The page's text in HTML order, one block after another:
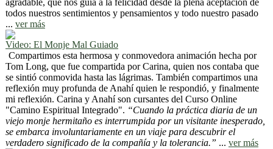
agradable, que nos guía a la felicidad desde la plena aceptación de
todos nuestros sentimientos y pensamientos y todo nuestro pasado
... ver más
Video: El Monje Mal Guiado
Compartimos esta hermosa y conmovedora animación hecha por
Tom Long, que fue compartida por Carina, quien nos contaba que
se sintió conmovida hasta las lágrimas. También compartimos una
reflexión muy profunda de Anahí quien le respondió, y finalmente
mi reflexión. Carina y Anahí son cursantes del Curso Online
"Camino Espiritual Integrado". “Cuando la práctica diaria de un
viejo monje hermitaño es interrumpida por un visitante inesperado,
se embarca involuntariamente en un viaje para descubrir el
verdadero significado de la compañía y la tolerancia.” ... ver más